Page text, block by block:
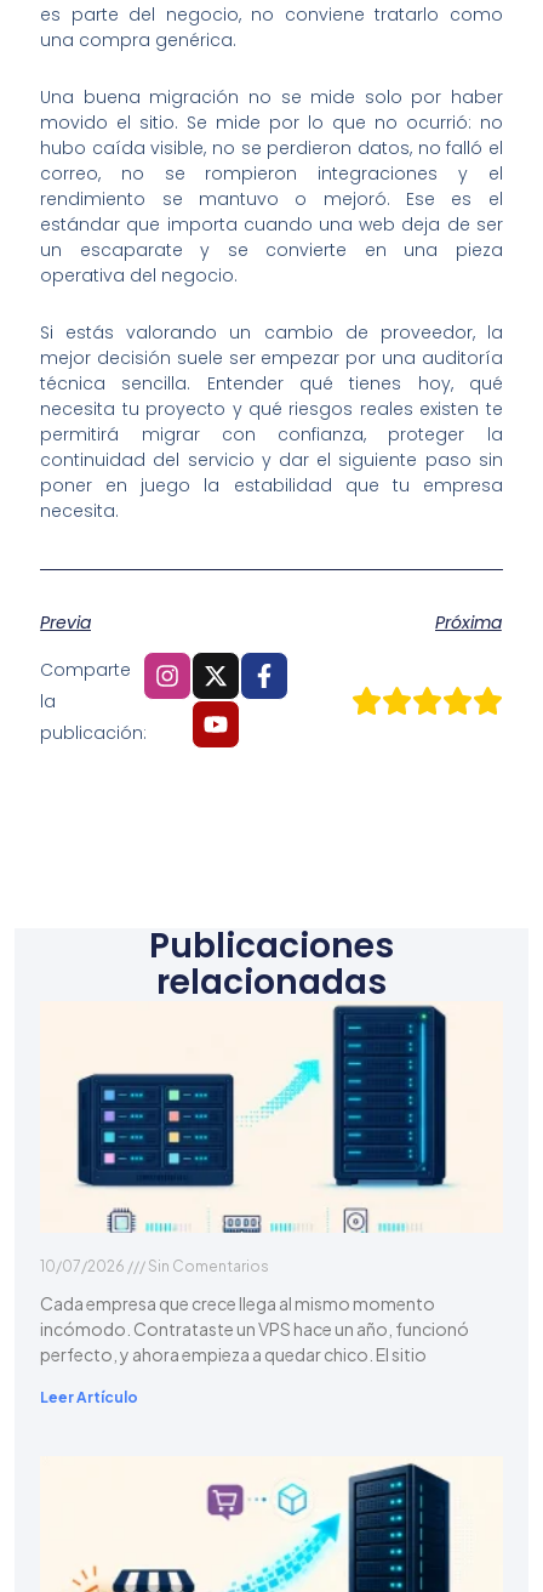
es parte del negocio, no conviene tratarlo como
una compra genérica.
Una buena migración no se mide solo por haber
movido el sitio. Se mide por lo que no ocurrió: no
hubo caída visible, no se perdieron datos, no falló el
correo, no se rompieron integraciones y el
rendimiento se mantuvo o mejoró. Ese es el
estándar que importa cuando una web deja de ser
un escaparate y se convierte en una pieza
operativa del negocio.
Si estás valorando un cambio de proveedor, la
mejor decisión suele ser empezar por una auditoría
técnica sencilla. Entender qué tienes hoy, qué
necesita tu proyecto y qué riesgos reales existen te
permitirá migrar con confianza, proteger la
continuidad del servicio y dar el siguiente paso sin
poner en juego la estabilidad que tu empresa
necesita.
Previa
Próxima
Comparte
la
publicación:
Publicaciones
relacionadas
10/07/2026 Sin Comentarios
Cada empresa que crece llega al mismo momento
incómodo. Contrataste un VPS hace un año, funcionó
perfecto, y ahora empieza a quedar chico. El sitio
Leer Artículo